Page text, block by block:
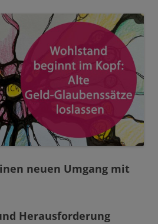
neuen Umgang mit
Herausforderung